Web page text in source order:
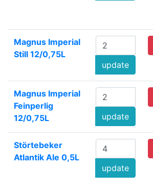
Magnus Imperial
Still 12/0,75L
update
Magnus Imperial
Feinperlig
12/0,75L
update
Störtebeker
Atlantik Ale 0,5L
update